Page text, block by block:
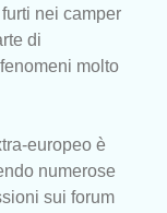
nei camper
di
molto
europeo è
numerose
sui forum